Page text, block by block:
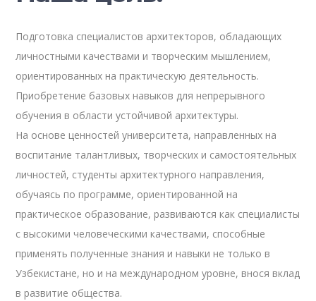
Подготовка специалистов архитекторов, обладающих
личностными качествами и творческим мышлением,
ориентированных на практическую деятельность.
Приобретение базовых навыков для непрерывного
обучения в области устойчивой архитектуры.
На основе ценностей университета, направленных на
воспитание талантливых, творческих и самостоятельных
личностей, студенты архитектурного направления,
обучаясь по программе, ориентированной на
практическое образование, развиваются как специалисты
с высокими человеческими качествами, способные
применять полученные знания и навыки не только в
Узбекистане, но и на международном уровне, внося вклад
в развитие общества.